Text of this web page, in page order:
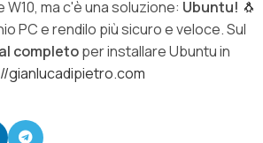
ma c'è una soluzione: Ubuntu! 🐧
PC e rendilo più sicuro e veloce. Sul
completoper installare Ubuntu in
gianlucadipietro.com